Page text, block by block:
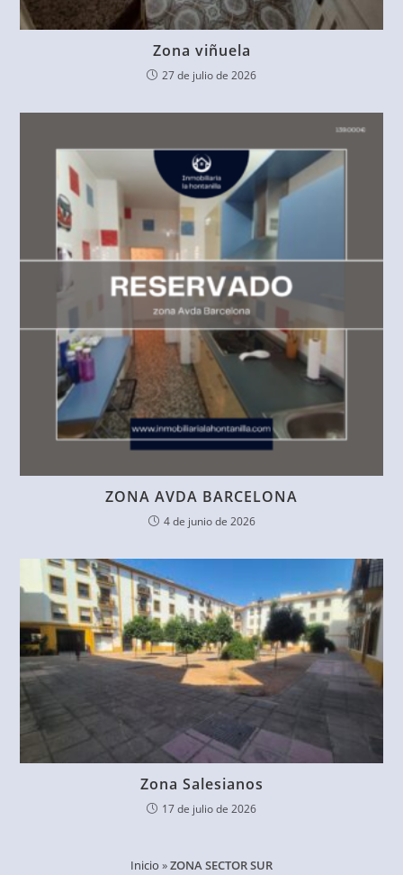
Zona viñuela
27 de julio de 2026
ZONA AVDA BARCELONA
4 de junio de 2026
Zona Salesianos
17 de julio de 2026
Inicio »ZONA SECTOR SUR